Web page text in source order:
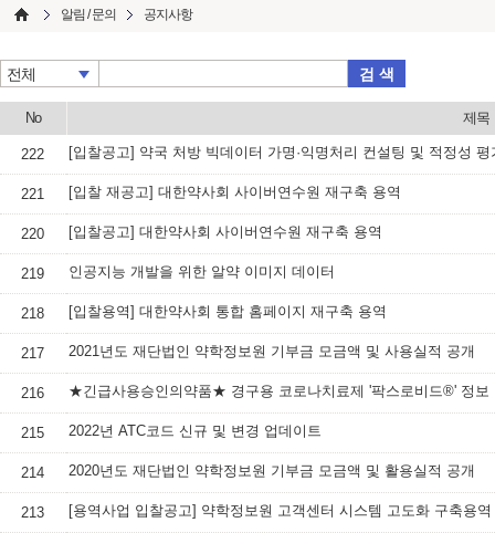
알림 / 문의 공지사항
전체 검 색
No 제목
222 [입찰공고] 약국 처방 빅데이터 가명·익명처리 컨설팅 및 적정성 평
221 [입찰 재공고] 대한약사회 사이버연수원 재구축 용역
220 [입찰공고] 대한약사회 사이버연수원 재구축 용역
219 인공지능 개발을 위한 알약 이미지 데이터
218 [입찰용역] 대한약사회 통합 홈페이지 재구축 용역
217 2021년도 재단법인 약학정보원 기부금 모금액 및 사용실적 공개
216 ★긴급사용승인의약품★ 경구용 코로나치료제 '팍스로비드®' 정보
215 2022년 ATC코드 신규 및 변경 업데이트
214 2020년도 재단법인 약학정보원 기부금 모금액 및 활용실적 공개
213 [용역사업 입찰공고] 약학정보원 고객센터 시스템 고도화 구축용역